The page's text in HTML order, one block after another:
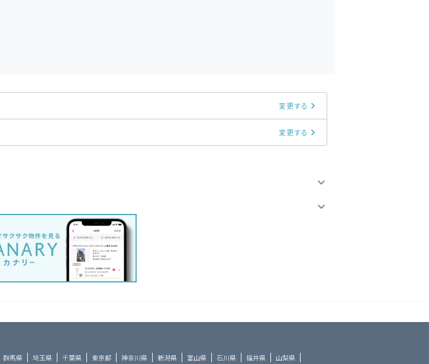
変更する
変更する
群馬県 埼玉県 千葉県 東京都 神奈川県 新潟県 富山県 石川県 福井県 山梨県